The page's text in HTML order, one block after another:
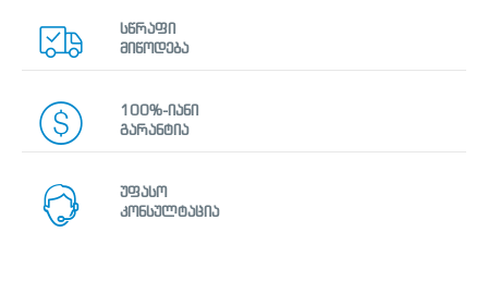
სწრაფი
მიწოდება
100%-იანი
გარანტია
უფასო
კონსულტაცია